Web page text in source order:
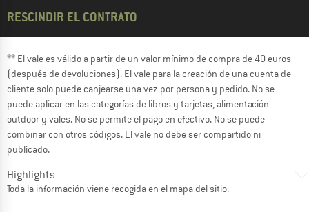
RESCINDIR EL CONTRATO
** El vale es válido a partir de un valor mínimo de compra de 40 euros
(después de devoluciones). El vale para la creación de una cuenta de
cliente solo puede canjearse una vez por persona y pedido. No se
puede aplicar en las categorías de libros y tarjetas, alimentación
outdoor y vales. No se permite el pago en efectivo. No se puede
combinar con otros códigos. El vale no debe ser compartido ni
publicado.
Highlights
Toda la información viene recogida en el mapa del sitio.